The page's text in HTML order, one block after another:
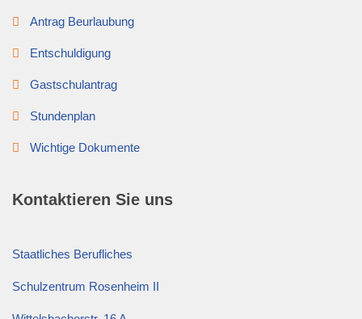
Antrag Beurlaubung
Entschuldigung
Gastschulantrag
Stundenplan
Wichtige Dokumente
Kontaktieren Sie uns
Staatliches Berufliches
Schulzentrum Rosenheim II